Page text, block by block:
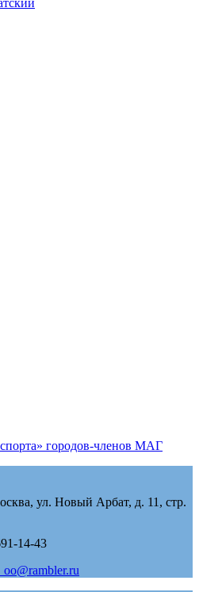
городов-членов МАГ
ул. Новый Арбат, д. 11, стр.
14-43